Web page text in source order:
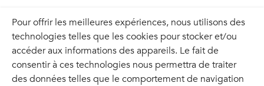
Pour offrir les meilleures expériences, nous utilisons des
technologies telles que les cookies pour stocker et/ou
accéder aux informations des appareils. Le fait de
consentir à ces technologies nous permettra de traiter
des données telles que le comportement de navigation